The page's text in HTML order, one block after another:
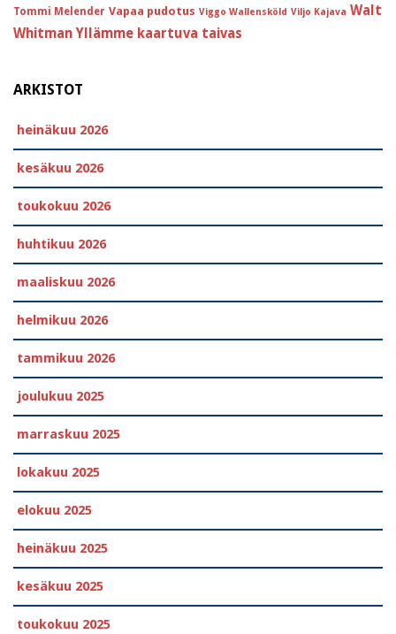
Tommi Melender Vapaa pudotus Viggo Wallensköld Viljo Kajava Walt
Whitman Yllämme kaartuva taivas
ARKISTOT
heinäkuu 2026
kesäkuu 2026
toukokuu 2026
huhtikuu 2026
maaliskuu 2026
helmikuu 2026
tammikuu 2026
joulukuu 2025
marraskuu 2025
lokakuu 2025
elokuu 2025
heinäkuu 2025
kesäkuu 2025
toukokuu 2025